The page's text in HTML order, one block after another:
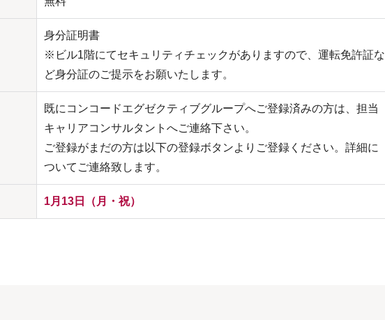
身分証明書
※ビル1階にてセキュリティチェックがありますので、運転免許証な
ど身分証のご提示をお願いたします。
既にコンコードエグゼクティブグループへご登録済みの方は、担当
キャリアコンサルタントへご連絡下さい。
ご登録がまだの方は以下の登録ボタンよりご登録ください。詳細に
ついてご連絡致します。
1月13日（月・祝）